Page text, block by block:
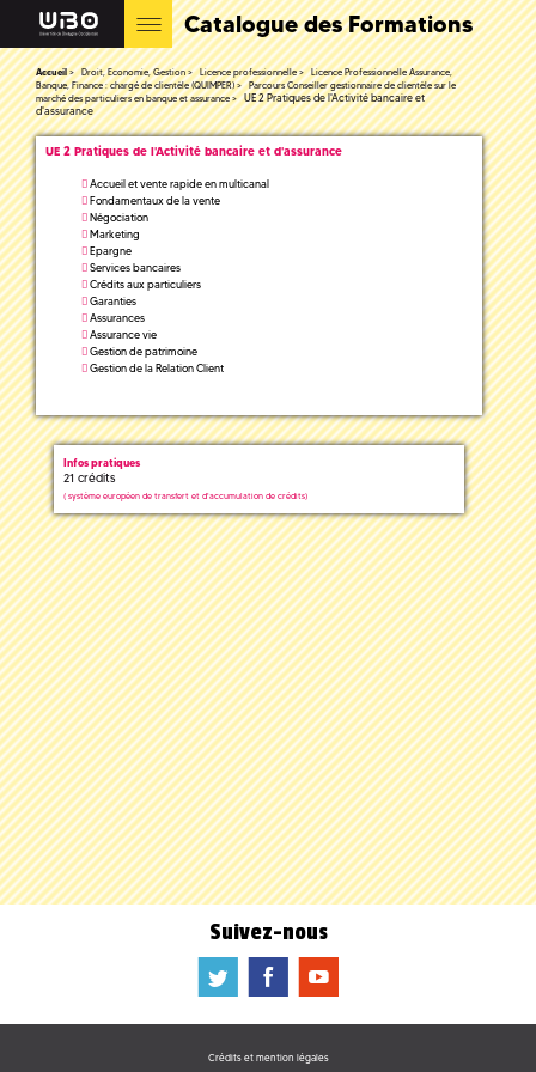
Catalogue des Formations
Accueil Droit, Economie, Gestion Licence professionnelle
Licence Professionnelle Assurance,
Banque, Finance : chargé de clientèle (QUIMPER)
Parcours Conseiller gestionnaire de clientèle sur le
marché des particuliers en banque et assurance
UE 2 Pratiques de l'Activité bancaire et
d'assurance
UE 2 Pratiques de l'Activité bancaire et d'assurance
Accueil et vente rapide en multicanal
Fondamentaux de la vente
Négociation
Marketing
Epargne
Services bancaires
Crédits aux particuliers
Garanties
Assurances
Assurance vie
Gestion de patrimoine
Gestion de la Relation Client
Infos pratiques
21 crédits
( système européen de transfert et d'accumulation de crédits)
Suivez-nous
a b f
Crédits et mention légales